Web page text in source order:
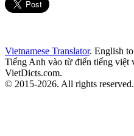
Vietnamese Translator. English
Tiếng Anh vào từ điển tiếng việt
VietDicts.com.
© 2015-2026. All rights reserved.